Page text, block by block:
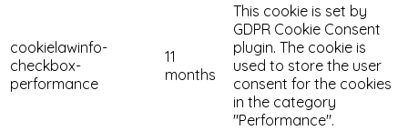
cookielawinfo-
checkbox-
performance
11
months
This cookie is set by
GDPR Cookie Consent
plugin. The cookie is
used to store the user
consent for the cookies
in the category
"Performance".